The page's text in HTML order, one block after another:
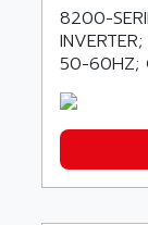
8200-
50-60HZ;